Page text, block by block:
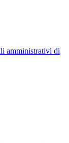
amministrativi di